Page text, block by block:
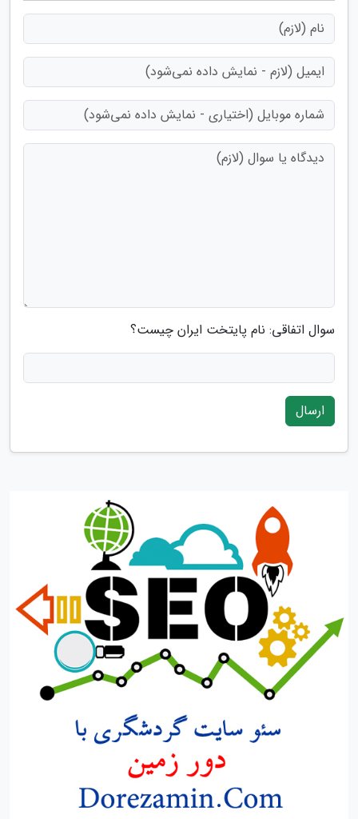
سوال اتفاقی: نام پایتخت ایران چیست؟
ارسال